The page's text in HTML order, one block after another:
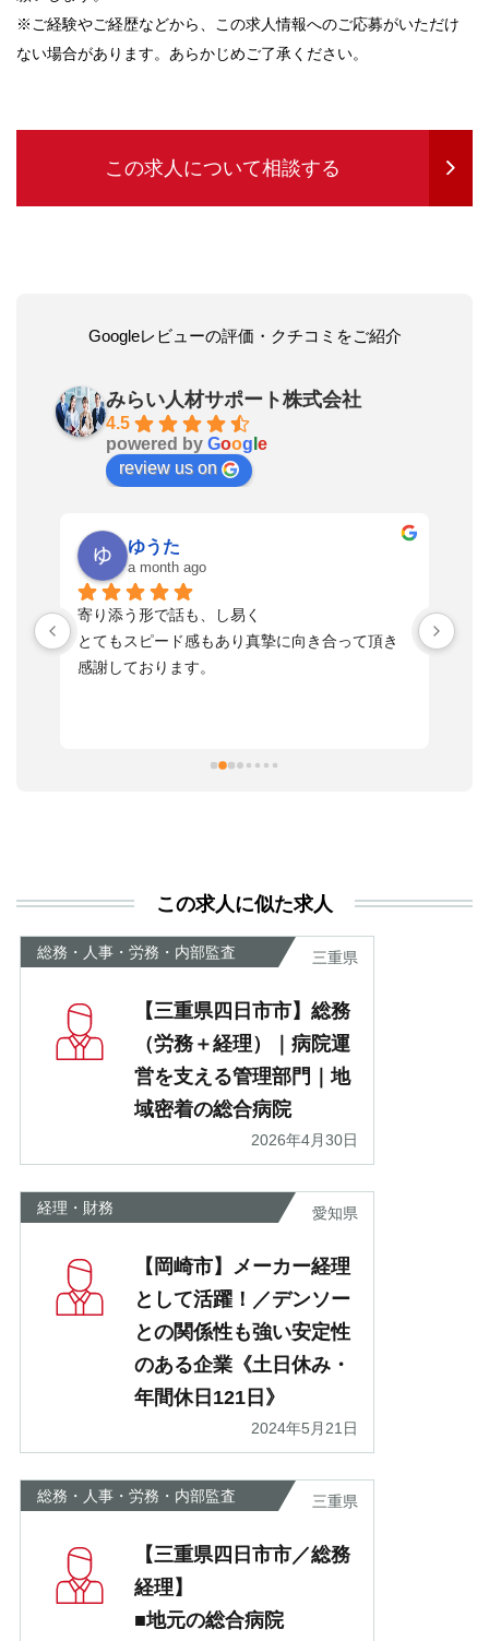
※ご経験やご経歴などから、この求人情報へのご応募がいただけ
ない場合があります。あらかじめご了承ください。
この求人について相談する
Googleレビューの評価・クチコミをご紹介
みらい人材サポート株式会社
4.5
powered by Goog e
review us on
ゆうた
a month ago
寄り添う形で話も、し易く
とてもスピード感もあり真摯に向き合って頂き
感謝しております。
が
この求人に似た求人
総務・人事・労務・内部監査 三重県
【三重県四日市市】総務
（労務＋経理）｜病院運
営を支える管理部門｜地
域密着の総合病院
2026年4月30日
経理・財務 愛知県
【岡崎市】メーカー経理
として活躍！／デンソー
との関係性も強い安定性
のある企業《土日休み・
年間休日121日》
2024年5月21日
総務・人事・労務・内部監査 三重県
【三重県四日市市／総務
経理】
■地元の総合病院